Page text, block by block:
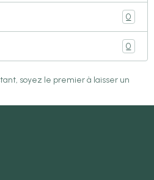
0
0
soyez le premier à laisser un